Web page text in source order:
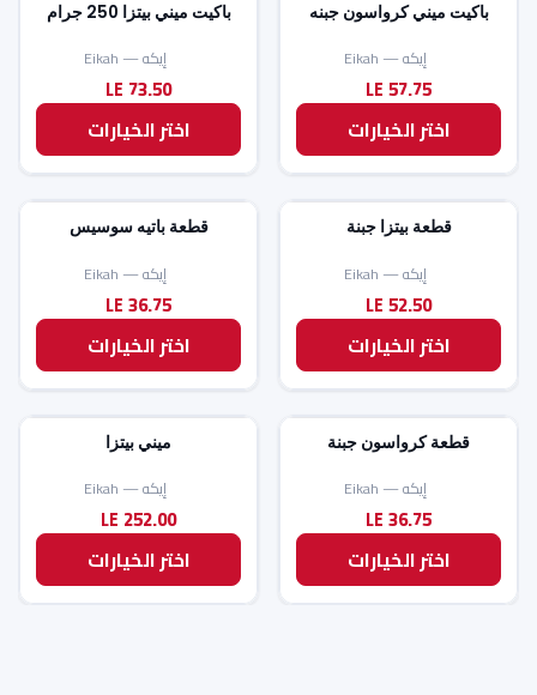
باكيت ميني كرواسون جبنه
إيكه — Eikah
اختر الخيارات
57.75
LE
باكيت ميني بيتزا 250 جرام
إيكه — Eikah
اختر الخيارات
73.50
قطعة بيتزا جبنة
إيكه — Eikah
اختر الخيارات
52.50
LE
قطعة باتيه سوسيس
إيكه — Eikah
اختر الخيارات
36.75
LE
قطعة كرواسون جبنة
إيكه — Eikah
اختر الخيارات
36.75
LE
ميني بيتزا
إيكه — Eikah
اختر الخيارات
252.00